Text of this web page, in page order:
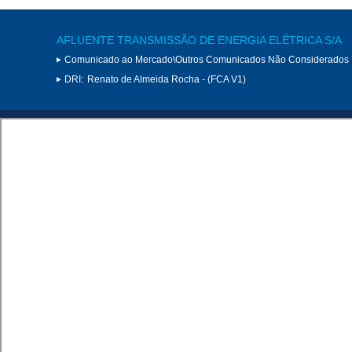
AFLUENTE TRANSMISSÃO DE ENERGIA ELÉTRICA S/A
Comunicado ao Mercado\Outros Comunicados Não Considerados
DRI: Renato de Almeida Rocha - (FCA V1)